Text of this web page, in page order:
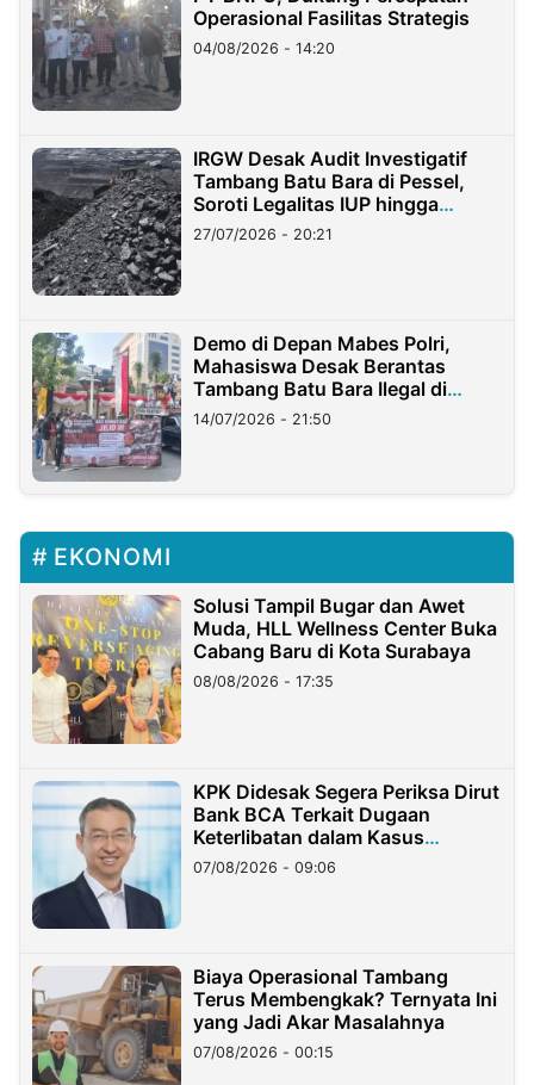
Operasional Fasilitas Strategis
04/08/2026 - 14:20
IRGW Desak Audit Investigatif
Tambang Batu Bara di Pessel,
Soroti Legalitas IUP hingga
Stockpile
27/07/2026 - 20:21
Demo di Depan Mabes Polri,
Mahasiswa Desak Berantas
Tambang Batu Bara Ilegal di
Lampung
14/07/2026 - 21:50
EKONOMI
Solusi Tampil Bugar dan Awet
Muda, HLL Wellness Center Buka
Cabang Baru di Kota Surabaya
08/08/2026 - 17:35
KPK Didesak Segera Periksa Dirut
Bank BCA Terkait Dugaan
Keterlibatan dalam Kasus
Hilangnya Dana Nasabah Rp2,58
Miliar
07/08/2026 - 09:06
Biaya Operasional Tambang
Terus Membengkak? Ternyata Ini
yang Jadi Akar Masalahnya
07/08/2026 - 00:15